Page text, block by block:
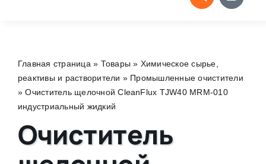
Главная страница » Товары » Химическое сырье,
реактивы и растворители » Промышленные очистители
»Очиститель щелочной CleanFlux TJW40 MRM-010
индустриальный жидкий
Очиститель